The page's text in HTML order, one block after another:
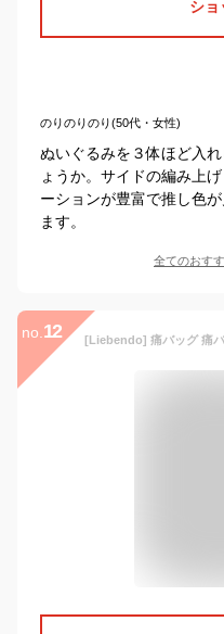
ショ
のりのりのり(50代・女性)
ぬいぐるみを３体ほど入
ょうか。サイドの編み上
ーションが豊富で推し色
ます。
全てのおす
no. 12